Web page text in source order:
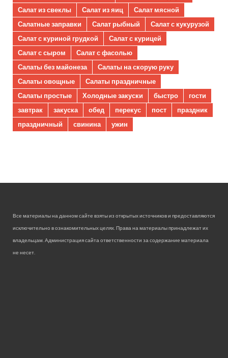
Салат из свеклы
Салат из яиц
Салат мясной
Салатные заправки
Салат рыбный
Салат с кукурузой
Салат с куриной грудкой
Салат с курицей
Салат с сыром
Салат с фасолью
Салаты без майонеза
Салаты на скорую руку
Салаты овощные
Салаты праздничные
Салаты простые
Холодные закуски быстро
гости
завтрак
закуска обед перекус пост
праздник
праздничный
свинина ужин
Все материалы на данном сайте взяты из открытых источников и предоставляются
исключительно в ознакомительных целях. Права на материалы принадлежат их
владельцам. Администрация сайта ответственности за содержание материала
не несет.